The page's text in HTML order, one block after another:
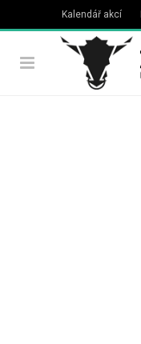
Kalendář akcí